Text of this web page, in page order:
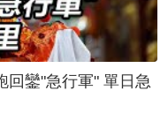
急行軍" 單日急